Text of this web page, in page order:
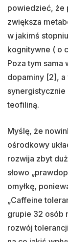
powiedzieć, że
zwiększa
w jakimś
kognitywne ( o
Poza tym sama
dopaminy [2], a
synergistycznie
teofiliną.
Myślę, że
ośrodkowy
rozwija zbyt
słowo
omyłkę,
„Caffeine
grupie 32 osób
rozwój